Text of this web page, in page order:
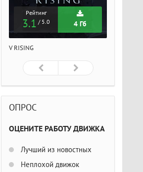
Рейтинг
3.1 / 5.0 4 Гб
V RISING
ОПРОС
ОЦЕНИТЕ РАБОТУ ДВИЖКА
Лучший из новостных
Неплохой движок